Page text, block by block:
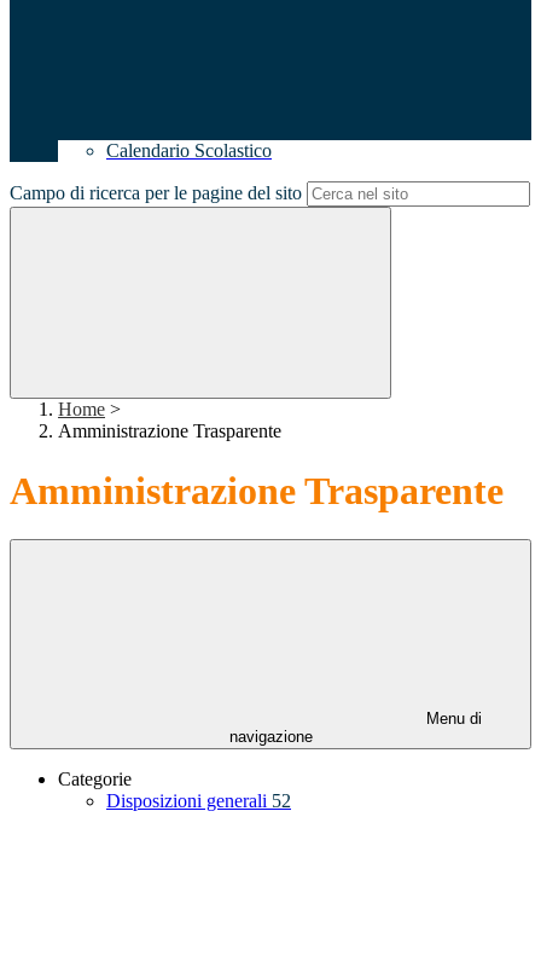
Calendario Scolastico
Campo di ricerca per le pagine del sito
Home >
Amministrazione Trasparente
Amministrazione Trasparente
Menu di
navigazione
Categorie
Disposizioni generali 52